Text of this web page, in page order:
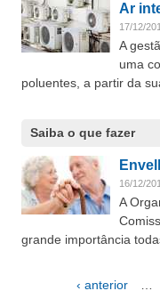
Ar
17/12/
A
uma
poluentes, a partir da
Saiba o que fazer
16/12/
A
grande importância
‹ anterior